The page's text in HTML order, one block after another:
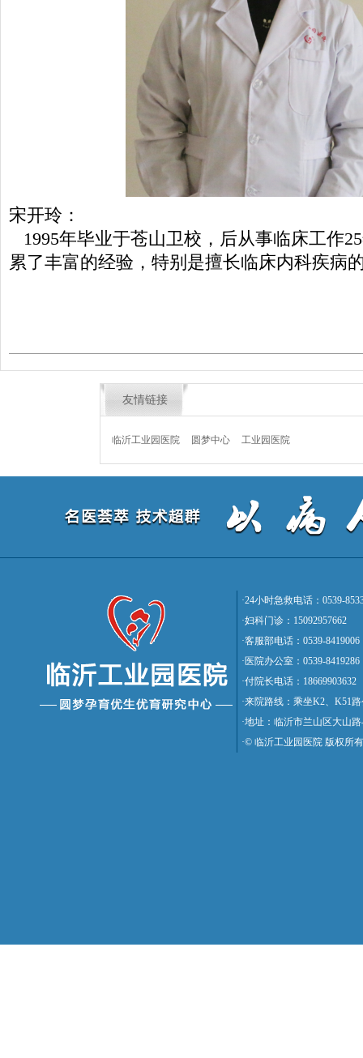
宋开玲：
1995年毕业于苍山卫校，后从事临床工作
累了丰富的经验，特别是擅长临床内科疾病
友情链接
临沂工业园医院 圆梦中心 工业园医院
·24小时急救电话：0539-
·妇科门诊：15092957662
·客服部电话：0539-8419006
·医院办公室：0539-8419286
·付院长电话：18669903632
·来院路线：乘坐K2、K51
·地址：临沂市兰山区大山
·© 临沂工业园医院 版权所